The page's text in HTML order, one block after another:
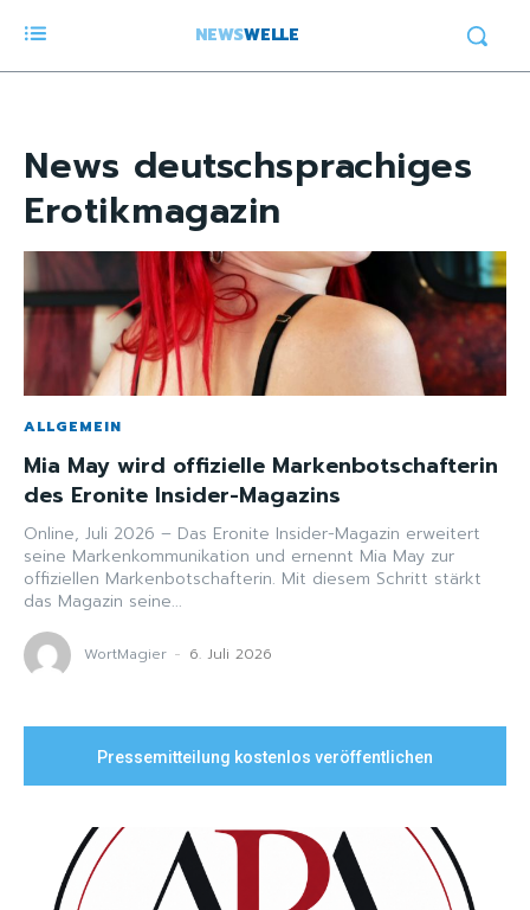
NEWSWELLE
News deutschsprachiges
Erotikmagazin
ALLGEMEIN
Mia May wird offizielle Markenbotschafterin
des Eronite Insider-Magazins
Online, Juli 2026 – Das Eronite Insider-Magazin erweitert
seine Markenkommunikation und ernennt Mia May zur
offiziellen Markenbotschafterin. Mit diesem Schritt stärkt
das Magazin seine...
WortMagier - 6. Juli 2026
Pressemitteilung kostenlos veröffentlichen